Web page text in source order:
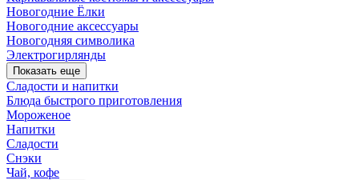
Новогодние Ёлки
Новогодние аксессуары
Новогодняя символика
Электрогирлянды
Показать еще
Сладости и напитки
Блюда быстрого приготовления
Мороженое
Напитки
Сладости
Снэки
Чай, кофе